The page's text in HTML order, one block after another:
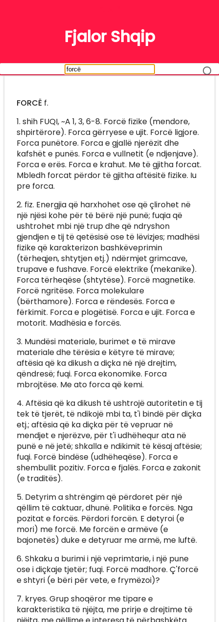
Fjalor Shqip
FORCË f.
1. shih FUQI, ~A 1, 3, 6-8. Forcë fizike (mendore,
shpirtërore). Forca gërryese e ujit. Forcë ligjore.
Forca punëtore. Forca e gjallë njerëzit dhe
kafshët e punës. Forca e vullnetit (e ndjenjave).
Forca e erës. Forca e krahut. Me të gjitha forcat.
Mbledh forcat përdor të gjitha aftësitë fizike. Iu
pre forca.
2. fiz. Energjia që harxhohet ose që çlirohet në
një njësi kohe për të bërë një punë; fuqia që
ushtrohet mbi një trup dhe që ndryshon
gjendjen e tij të qetësisë ose të lëvizjes; madhësi
fizike që karakterizon bashkëveprimin
(tërheqjen, shtytjen etj.) ndërmjet grimcave,
trupave e fushave. Forcë elektrike (mekanike).
Forca tërheqëse (shtytëse). Forcë magnetike.
Forcë ngritëse. Forca molekulare
(bërthamore). Forca e rëndesës. Forca e
fërkimit. Forca e plogëtisë. Forca e ujit. Forca e
motorit. Madhësia e forcës.
3. Mundësi materiale, burimet e të mirave
materiale dhe tërësia e këtyre të mirave;
aftësia që ka dikush a diçka në një drejtim,
qëndresë; fuqi. Forca ekonomike. Forca
mbrojtëse. Me ato forca që kemi.
4. Aftësia që ka dikush të ushtrojë autoritetin e tij
tek të tjerët, të ndikojë mbi ta, t'i bindë për diçka
etj.; aftësia që ka diçka për të vepruar në
mendjet e njerëzve, për t'i udhëhequr ata në
punë e në jetë; shkalla e ndikimit të kësaj aftësie;
fuqi. Forcë bindëse (udhëheqëse). Forca e
shembullit pozitiv. Forca e fjalës. Forca e zakonit
(e traditës).
5. Detyrim a shtrëngim që përdoret për një
qëllim të caktuar, dhunë. Politika e forcës. Nga
pozitat e forcës. Përdori forcën. E detyroi (e
mori) me forcë. Me forcën e armëve (e
bajonetës) duke e detyruar me armë, me luftë.
6. Shkaku a burimi i një veprimtarie, i një pune
ose i diçkaje tjetër; fuqi. Forcë madhore. Ç'forcë
e shtyri (e bëri për vete, e frymëzoi)?
7. kryes. Grup shoqëror me tipare e
karakteristika të njëjta, me prirje e drejtime të